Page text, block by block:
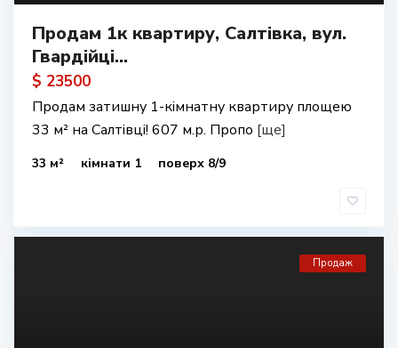
Продам 1к квартиру, Салтівка, вул.
Гвардійці...
$ 23500
Продам затишну 1-кімнатну квартиру площею
33 м² на Салтівці! 607 м.р. Пропо [ще]
33 м² кімнати 1 поверх 8/9
Продаж